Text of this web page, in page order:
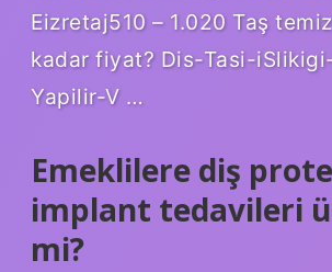
Eizretaj510 – 1.020 Taş
kadar fiyat? Dis-Tasi-
Yapilir-V …
Emeklilere diş
implant tedavileri
mi?